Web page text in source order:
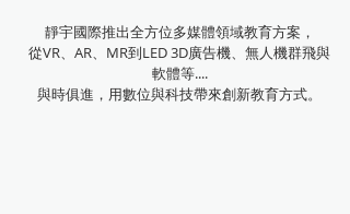
靜宇國際推出全方位多媒體領域教育方案，
​從VR、AR、MR到LED 3D廣告機、無人機群飛與
軟體等....
與時俱進，用數位與科技帶來創新教育方式。